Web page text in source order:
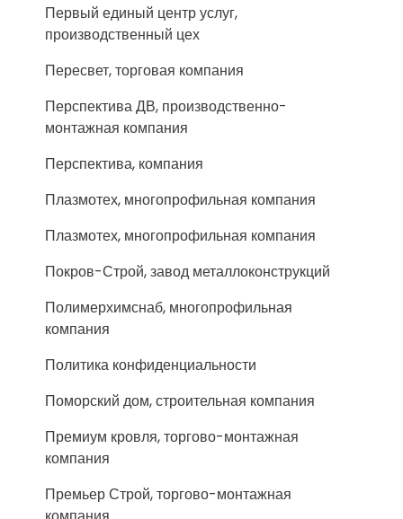
Первый единый центр услуг,
производственный цех
Пересвет, торговая компания
Перспектива ДВ, производственно-
монтажная компания
Перспектива, компания
Плазмотех, многопрофильная компания
Плазмотех, многопрофильная компания
Покров-Строй, завод металлоконструкций
Полимерхимснаб, многопрофильная
компания
Политика конфиденциальности
Поморский дом, строительная компания
Премиум кровля, торгово-монтажная
компания
Премьер Строй, торгово-монтажная